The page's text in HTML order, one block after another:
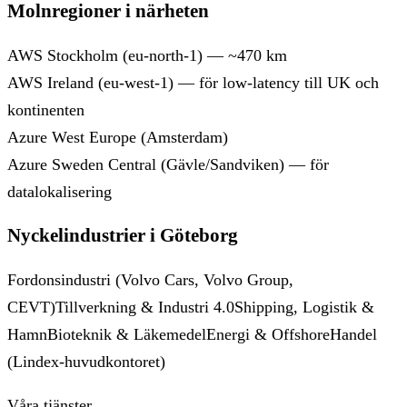
Molnregioner i närheten
AWS Stockholm (eu-north-1) — ~470 km
AWS Ireland (eu-west-1) — för low-latency till UK och
kontinenten
Azure West Europe (Amsterdam)
Azure Sweden Central (Gävle/Sandviken) — för
datalokalisering
Nyckelindustrier i Göteborg
Fordonsindustri (Volvo Cars, Volvo Group,
CEVT)Tillverkning & Industri 4.0Shipping, Logistik &
HamnBioteknik & LäkemedelEnergi & OffshoreHandel
(Lindex-huvudkontoret)